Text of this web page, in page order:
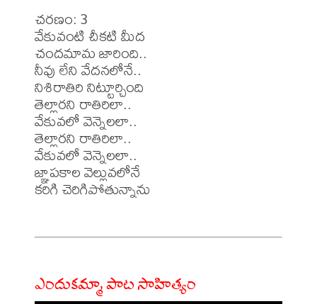
చరణం: 3
వేకువంటి చీకటి మీద
చందమామ జారింది..
నీవు లేని వేదనలోనే..
నిశిరాతిరి నిట్టూర్చింది
తెల్లారని రాతిరిలా..
వేకువలో వెన్నెలలా..
తెల్లారని రాతిరిలా..
వేకువలో వెన్నెలలా..
జ్ఞాపకాల వెల్లువలోనే
కరిగి చెరిగిపోతున్నాను
ఎందుకమ్మా పాట సాహిత్యం